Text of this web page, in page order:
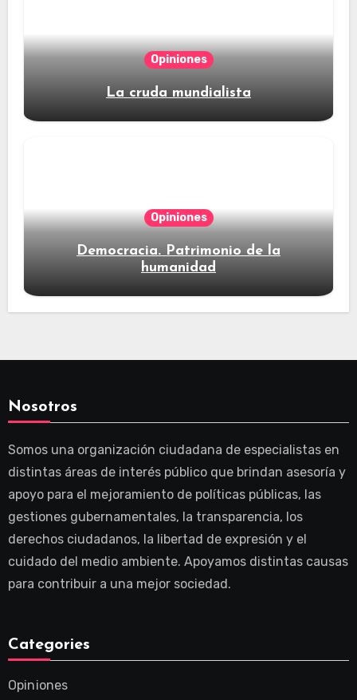
Opiniones
La cruda mundialista
Opiniones
Democracia. Patrimonio de la
humanidad
Nosotros
Somos una organización ciudadana de especialistas en
distintas áreas de interés público que brindan asesoría y
apoyo para el mejoramiento de políticas públicas, las
gestiones gubernamentales, la transparencia, los
derechos ciudadanos, la libertad de expresión y el
cuidado del medio ambiente. Apoyamos distintas causas
para contribuir a una mejor sociedad.
Categories
Opiniones